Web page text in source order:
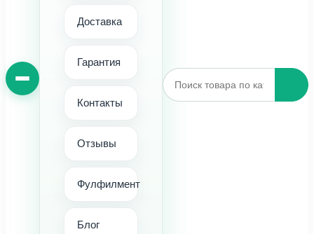
Доставка
Гарантия
Контакты
Отзывы
Фулфилмент
Блог